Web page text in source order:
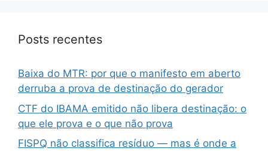
Posts recentes
Baixa do MTR: por que o manifesto em aberto
derruba a prova de destinação do gerador
CTF do IBAMA emitido não libera destinação: o
que ele prova e o que não prova
FISPQ não classifica resíduo — mas é onde a